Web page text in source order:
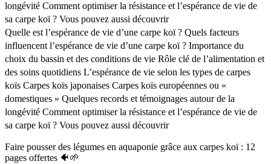
longévité Comment optimiser la résistance et l’espérance de vie de
sa carpe koï ? Vous pouvez aussi découvrir
Quelle est l’espérance de vie d’une carpe koï ? Quels facteurs
influencent l’espérance de vie d’une carpe koï ? Importance du
choix du bassin et des conditions de vie Rôle clé de l’alimentation et
des soins quotidiens L’espérance de vie selon les types de carpes
koïs Carpes koïs japonaises Carpes koïs européennes ou «
domestiques » Quelques records et témoignages autour de la
longévité Comment optimiser la résistance et l’espérance de vie de
sa carpe koï ? Vous pouvez aussi découvrir
Faire pousser des légumes en aquaponie grâce aux carpes koï : 12
pages offertes 🐠🌱